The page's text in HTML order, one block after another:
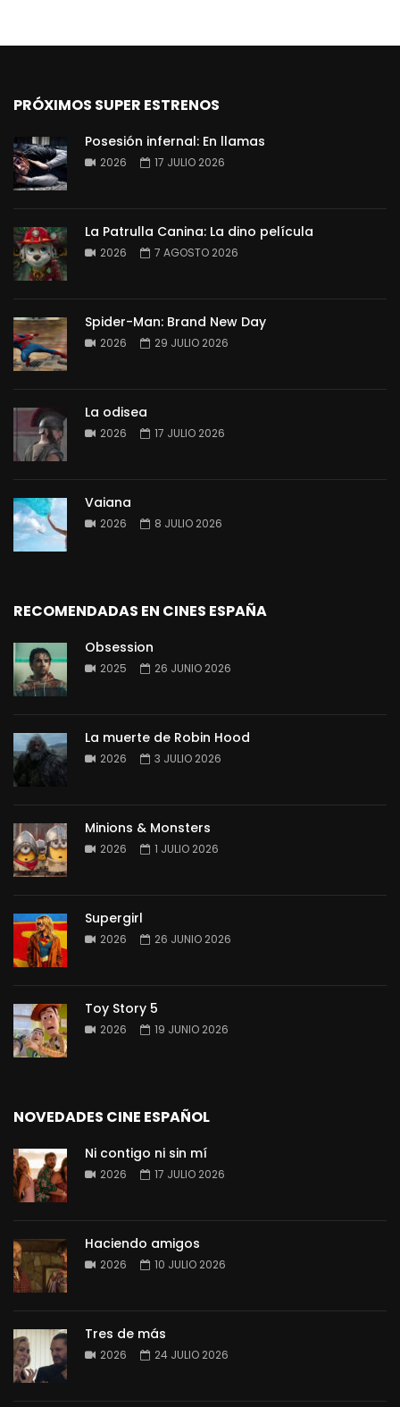
PRÓXIMOS SUPER ESTRENOS
Posesión infernal: En llamas
2026 17 JULIO 2026
La Patrulla Canina: La dino película
2026 7 AGOSTO 2026
Spider-Man: Brand New Day
2026 29 JULIO 2026
La odisea
2026 17 JULIO 2026
Vaiana
2026 8 JULIO 2026
RECOMENDADAS EN CINES ESPAÑA
Obsession
2025 26 JUNIO 2026
La muerte de Robin Hood
2026 3 JULIO 2026
Minions & Monsters
2026 1 JULIO 2026
Supergirl
2026 26 JUNIO 2026
Toy Story 5
2026 19 JUNIO 2026
NOVEDADES CINE ESPAÑOL
Ni contigo ni sin mí
2026 17 JULIO 2026
Haciendo amigos
2026 10 JULIO 2026
Tres de más
2026 24 JULIO 2026